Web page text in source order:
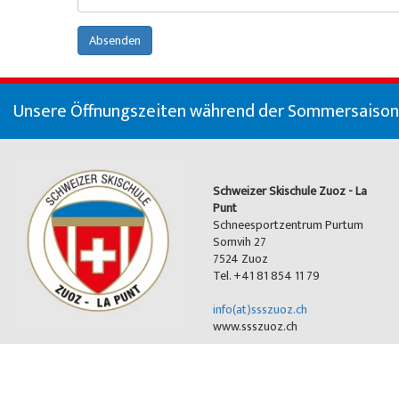
Willy's Skiverleih
Unser Restaurant
Spezialangebote
Skeacher
Willy's Skiverleih
Skitickets
Unser Restaurant
Colani Skiverleih
Skitickets La Punt
La Punt
Über die Skischule
Team
Demoteam
Partner & Sponsoren
FAQ
Jobs
Absenden
Unsere Öffnungszeiten während der Sommersaison
Schweizer Skischule Zuoz - La
Punt
Schneesportzentrum Purtum
Somvih 27
7524 Zuoz
Tel. +41 81 854 11 79
info(at)ssszuoz.ch
www.ssszuoz.ch